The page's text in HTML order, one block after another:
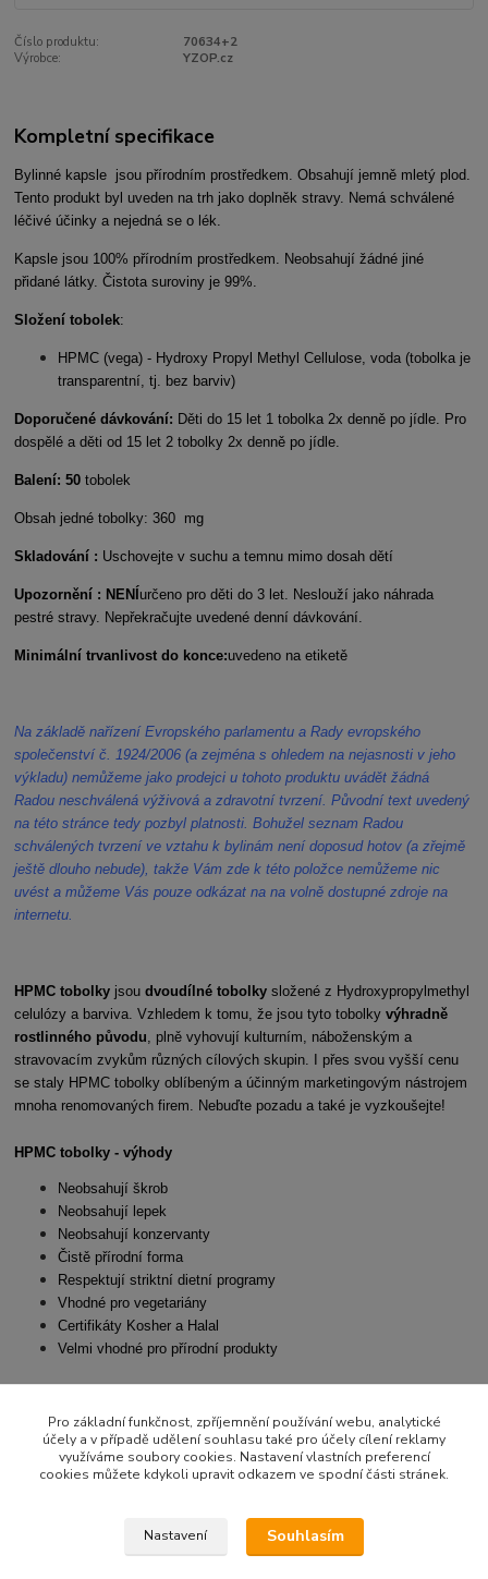
Číslo produktu:
70634+2
Výrobce:
YZOP.cz
Kompletní specifikace
Bylinné kapsle jsou přírodním prostředkem. Obsahují jemně mletý plod.
Tento produkt byl uveden na trh jako doplněk stravy. Nemá schválené
léčivé účinky a nejedná se o lék.
Kapsle jsou 100% přírodním prostředkem. Neobsahují žádné jiné
přidané látky. Čistota suroviny je 99%.
Složení tobolek:
HPMC (vega) - Hydroxy Propyl Methyl Cellulose, voda (tobolka je
transparentní, tj. bez barviv)
Doporučené dávkování: Děti do 15 let 1 tobolka 2x denně po jídle. Pro
dospělé a děti od 15 let 2 tobolky 2x denně po jídle.
Balení: 50tobolek
Obsah jedné tobolky: 360 mg
Skladování : Uschovejte v suchu a temnu mimo dosah dětí
Upozornění : NENÍ určeno pro děti do 3 let. Neslouží jako náhrada
pestré stravy. Nepřekračujte uvedené denní dávkování.
Minimální trvanlivost do konce:uvedeno na etiketě
Na základě nařízení Evropského parlamentu a Rady evropského
společenství č. 1924/2006 (a zejména s ohledem na nejasnosti v jeho
výkladu) nemůžeme jako prodejci u tohoto produktu uvádět žádná
Radou neschválená výživová a zdravotní tvrzení. Původní text uvedený
na této stránce tedy pozbyl platnosti. Bohužel seznam Radou
schválených tvrzení ve vztahu k bylinám není doposud hotov (a zřejmě
ještě dlouho nebude), takže Vám zde k této položce nemůžeme nic
uvést a můžeme Vás pouze odkázat na na volně dostupné zdroje na
internetu.
HPMC tobolky jsoudvoudílné tobolky složené z Hydroxypropylmethyl
celulózy a barviva. Vzhledem k tomu, že jsou tyto tobolkyvýhradně
rostlinného původu , plně vyhovují kulturním, náboženským a
stravovacím zvykům různých cílových skupin. I přes svou vyšší cenu
se staly HPMC tobolky oblíbeným a účinným marketingovým nástrojem
mnoha renomovaných firem. Nebuďte pozadu a také je vyzkoušejte!
HPMC tobolky - výhody
Neobsahují škrob
Neobsahují lepek
Neobsahují konzervanty
Čistě přírodní forma
Respektují striktní dietní programy
Vhodné pro vegetariány
Certifikáty Kosher a Halal
Velmi vhodné pro přírodní produkty
Zboží zařazeno v kategoriích
KAPSLE BYLINNÉ
Pro základní funkčnost, zpříjemnění používání webu, analytické
účely a v případě udělení souhlasu také pro účely cílení reklamy
využíváme soubory cookies. Nastavení vlastních preferencí
cookies můžete kdykoli upravit odkazem ve spodní části stránek.
Nastavení Souhlasím